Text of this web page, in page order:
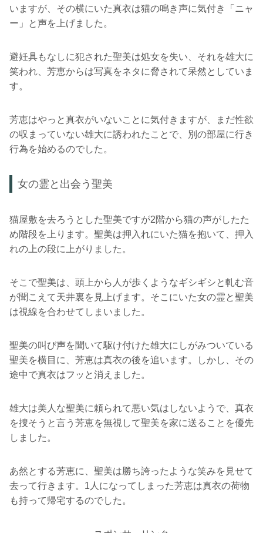
いますが、その横にいた真衣は猫の鳴き声に気付き「ニャ
ー」と声を上げました。
避妊具もなしに犯された聖美は処女を失い、それを雄大に
笑われ、芳恵からは写真をネタに脅されて呆然としていま
す。
芳恵はやっと真衣がいないことに気付きますが、まだ性欲
の収まっていない雄大に誘われたことで、別の部屋に行き
行為を始めるのでした。
女の霊と出会う聖美
猫屋敷を去ろうとした聖美ですが2階から猫の声がしたた
め階段を上ります。聖美は押入れにいた猫を抱いて、押入
れの上の段に上がりました。
そこで聖美は、頭上から人が歩くようなギシギシと軋む音
が聞こえて天井裏を見上げます。そこにいた女の霊と聖美
は視線を合わせてしまいました。
聖美の叫び声を聞いて駆け付けた雄大にしがみついている
聖美を横目に、芳恵は真衣の後を追います。しかし、その
途中で真衣はフッと消えました。
雄大は美人な聖美に頼られて悪い気はしないようで、真衣
を捜そうと言う芳恵を無視して聖美を家に送ることを優先
しました。
あ然とする芳恵に、聖美は勝ち誇ったような笑みを見せて
去って行きます。1人になってしまった芳恵は真衣の荷物
も持って帰宅するのでした。